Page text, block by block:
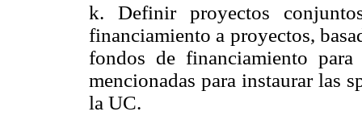
k. Definir proyectos
financiamiento a proyectos,
fondos de financiamiento
mencionadas para instaurar las
la UC.